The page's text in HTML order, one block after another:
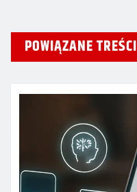
POWIĄZANE TREŚCI